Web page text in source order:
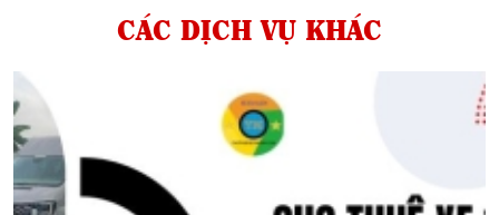
CÁC DỊCH VỤ KHÁC